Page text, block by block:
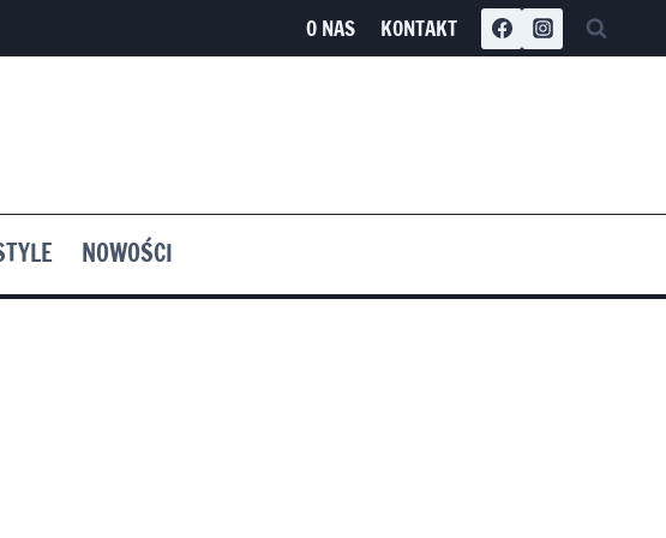
O NAS KONTAKT
NOWOŚCI